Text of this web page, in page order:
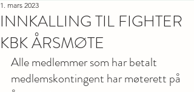
INNKALLING TIL FIGHTER
KBK ÅRSMØTE
1. mars 2023
Alle medlemmer som har betalt
medlemskontingent har møterett på